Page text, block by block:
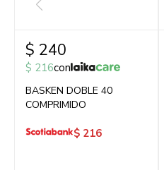
$ 240
$ 216con
BASKEN DOBLE 40
COMPRIMIDO
$ 216